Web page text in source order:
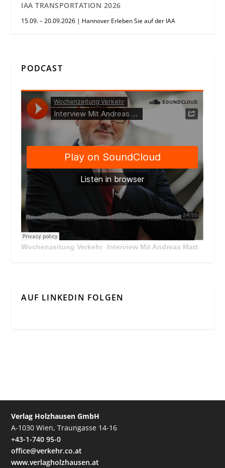
IAA TRANSPORTATION 2026
15.09. – 20.09.2026 | Hannover Erleben Sie auf der IAA
PODCAST
Wochenzeitung Verkehr · Interview Mit Andreas Matthä, CEO der ÖBB Holding
AUF LINKEDIN FOLGEN
Verlag Holzhausen GmbH
A-1030 Wien, Traungasse 14-16
+43-1-740 95-0
office@verkehr.co.at
www.verlagholzhausen.at